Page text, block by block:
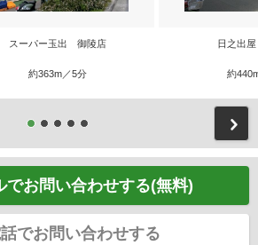
スーパー玉出 御陵店
約363m／5分
日之出
約
でお問い合わせする(無料)
でお問い合わせする